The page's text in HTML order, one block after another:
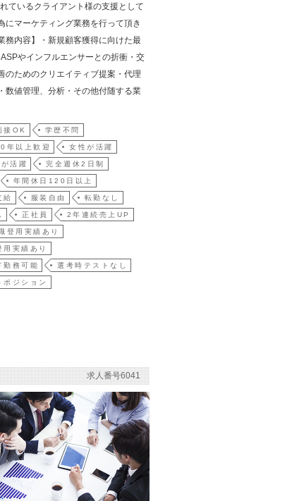
ているクライアント様の支援として
にマーケティング業務を行って頂き
務内容】・新規顧客獲得に向けた最
やインフルエンサーとの折衝・交
のためのクリエイティブ提案・代理
数値管理、分析・その他付随する業
接OK 学歴不問
年以上歓迎 女性が活躍
活躍 完全週休2日制
年間休日120日以上
給 服装自由 転勤なし
正社員 2年連続売上UP
登用実績あり
実績あり
勤務可能 選考時テストなし
ポジション
求人番号6041